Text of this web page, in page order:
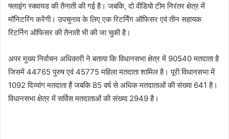
फ्लाइंग स्क्वायड की तैनाती की गई है। जबकि, दो वीडियो टीम निरंतर क्षेत्र में
मॉनिटरिंग करेंगी। उपचुनाव के लिए एक रिटर्निंग ऑफिसर एवं तीन सहायक
रिटर्निग ऑफिसर की तैनाती भी की जा चुकी है।
अपर मुख्य निर्वाचन अधिकारी ने बताया कि विधानसभा क्षेत्र में 90540 मतदाता है
जिसमें 44765 पुरुष एवं 45775 महिला मतदाता शामिल है। पूरी विधानसभा में
1092 दिव्यांग मतदाता हैं जबकि 85 वर्ष से अधिक मतदाताओं की संख्या 641 है।
विधानसभा क्षेत्र में सर्विस मतदाताओं की संख्या 2949 है।